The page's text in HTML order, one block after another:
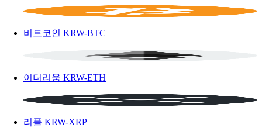
비트코인 KRW-BTC
이더리움 KRW-ETH
리플 KRW-XRP